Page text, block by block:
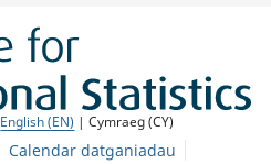
English (EN) | Cymraeg (CY)
Calendar datganiadau